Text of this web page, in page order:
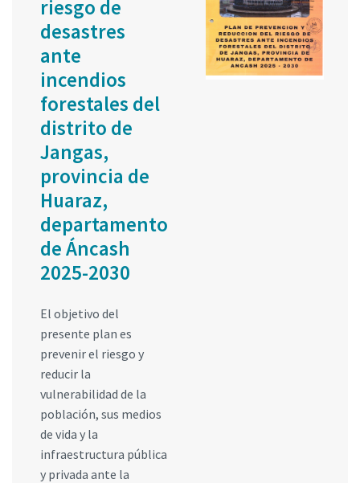
riesgo de
desastres
ante
incendios
forestales del
distrito de
Jangas,
provincia de
Huaraz,
departamento
de Áncash
2025-2030
El objetivo del
presente plan es
prevenir el riesgo y
reducir la
vulnerabilidad de la
población, sus medios
de vida y la
infraestructura pública
y privada ante la